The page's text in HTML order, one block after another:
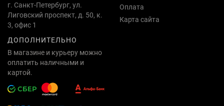
г. Санкт-Петербург, ул.
Лиговский проспект, д. 50, к.
3, офис 1
Оплата
Карта сайта
ДОПОЛНИТЕЛЬНО
В магазине и курьеру можно
оплатить наличными и
картой.